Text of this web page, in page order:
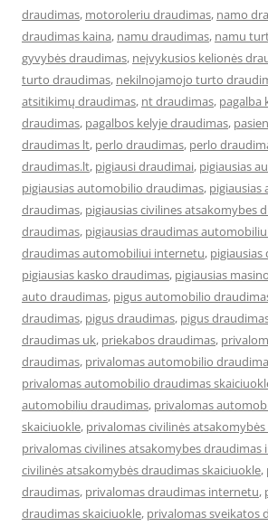
draudimas, motoroleriu draudimas, namo
draudimas kaina, namu draudimas, namu
gyvybės draudimas, neįvykusios kelionės
turto draudimas, nekilnojamojo turto
atsitikimų draudimas, nt draudimas, pagalba
draudimas, pagalbos kelyje draudimas,
draudimas lt, perlo draudimas, perlo
draudimas.lt, pigiausi draudimai, pigiausias
pigiausias automobilio draudimas, pigiausias
draudimas, pigiausias civilines atsakomybes
draudimas, pigiausias draudimas
draudimas automobiliui internetu,
pigiausias kasko draudimas, pigiausias
auto draudimas, pigus automobilio
draudimas, pigus draudimas, pigus
draudimas uk, priekabos draudimas,
draudimas, privalomas automobilio
privalomas automobilio draudimas
automobiliu draudimas, privalomas
skaiciuokle, privalomas civilinės
privalomas civilines atsakomybes draudimas
civilinės atsakomybės draudimas skaiciuokle,
draudimas, privalomas draudimas internetu,
draudimas skaiciuokle, privalomas sveikatos